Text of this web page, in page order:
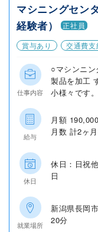
マシニングセン
経験者）
正社員
賞与あり
交通費支
仕事内容
○マシンニ
製品を加工
小様々です
給与
月額
月数 計2ヶ
休日
休日：日祝
日
就業場所
新潟県長岡
20分